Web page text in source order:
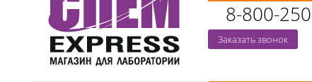
8-800-
Заказать звонок